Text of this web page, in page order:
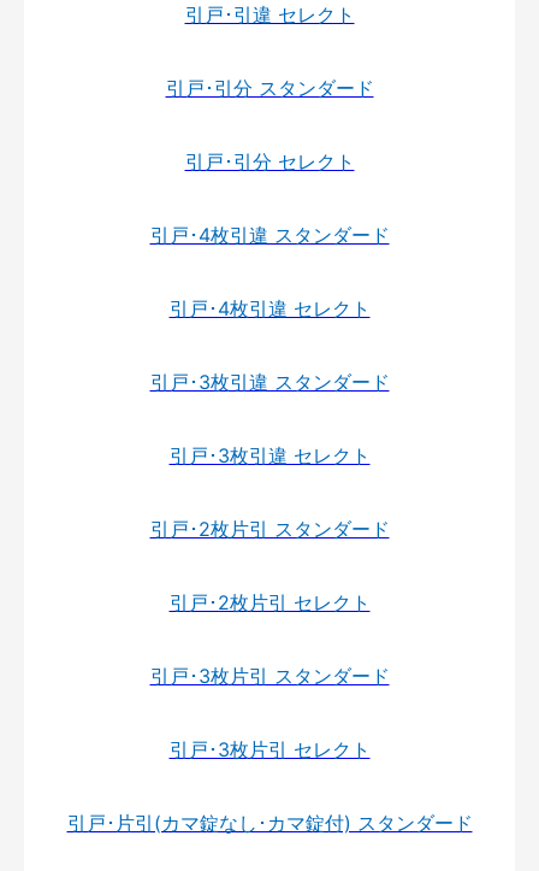
引戸･引違 セレクト
引戸･引分 スタンダード
引戸･引分 セレクト
引戸･4枚引違 スタンダード
引戸･4枚引違 セレクト
引戸･3枚引違 スタンダード
引戸･3枚引違 セレクト
引戸･2枚片引 スタンダード
引戸･2枚片引 セレクト
引戸･3枚片引 スタンダード
引戸･3枚片引 セレクト
引戸･片引(カマ錠なし･カマ錠付) スタンダード